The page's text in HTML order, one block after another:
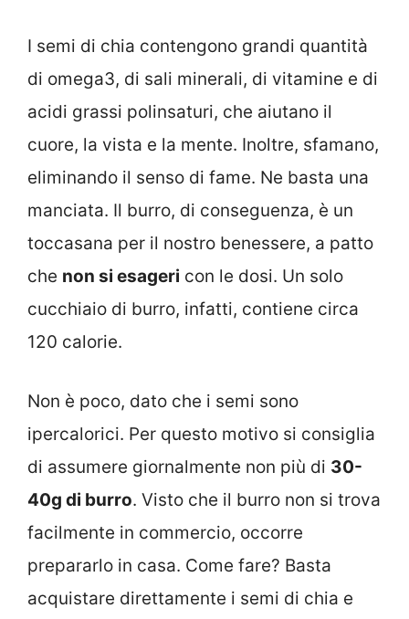
I semi di chia contengono grandi quantità
di omega3, di sali minerali, di vitamine e di
acidi grassi polinsaturi, che aiutano il
cuore, la vista e la mente. Inoltre, sfamano,
eliminando il senso di fame. Ne basta una
manciata. Il burro, di conseguenza, è un
toccasana per il nostro benessere, a patto
che non si esageri con le dosi. Un solo
cucchiaio di burro, infatti, contiene circa
120 calorie.
Non è poco, dato che i semi sono
ipercalorici. Per questo motivo si consiglia
di assumere giornalmente non più di 30-
40g di burro. Visto che il burro non si trova
facilmente in commercio, occorre
prepararlo in casa. Come fare? Basta
acquistare direttamente i semi di chia e